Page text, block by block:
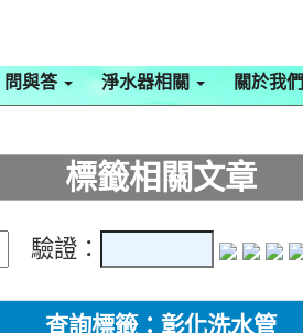
問與答 淨水器相關 關於我們
標籤相關文章
驗證：
查詢標籤：彰化洗水管